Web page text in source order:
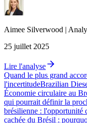
Aimee Silverwood |
25 juillet 2025
Lire l'analyse
Quand le plus grand
l'incertitudeBrazilian
Économie circulaire au
qui pourrait définir la
brésilienne : l'opportunité
cachée du Brésil :